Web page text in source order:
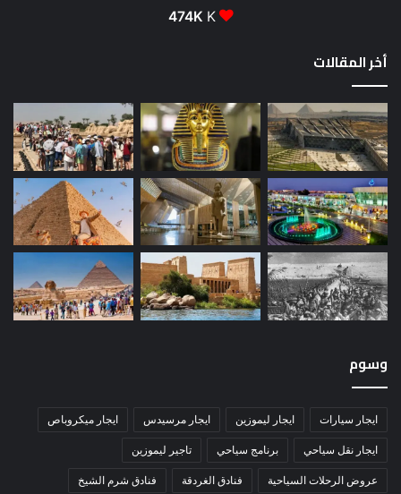
474K K
أخر المقالات
وسوم
ايجار سيارات ايجار ليموزين ايجار مرسيدس ايجار ميكروباص
ايجار نقل سياحي برنامج سياحي تاجير ليموزين
عروض الرحلات السياحية فنادق الغردقة فنادق شرم الشيخ